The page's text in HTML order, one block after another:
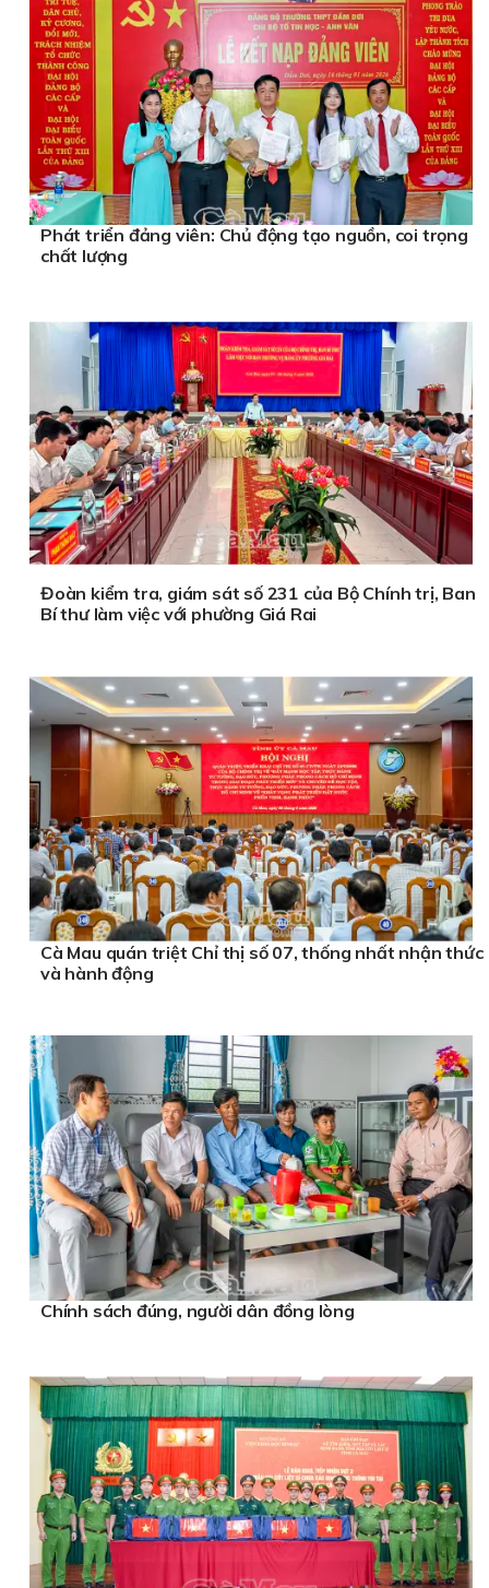
Phát triển đảng viên: Chủ động tạo nguồn, coi trọng
chất lượng
Đoàn kiểm tra, giám sát số 231 của Bộ Chính trị, Ban
Bí thư làm việc với phường Giá Rai
Cà Mau quán triệt Chỉ thị số 07, thống nhất nhận thức
và hành động
Chính sách đúng, người dân đồng lòng